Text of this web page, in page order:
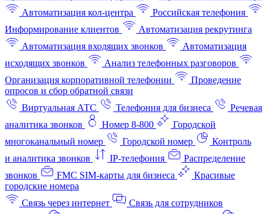
Автоматизация кол-центра
Российская телефония
Информирование клиентов
Автоматизация рекрутинга
Автоматизация входящих звонков
Автоматизация
исходящих звонков
Анализ телефонных разговоров
Организация корпоративной телефонии
Проведение
опросов и сбор обратной связи
Виртуальная АТС
Телефония для бизнеса
Речевая
аналитика звонков
Номер 8-800
Городской
многоканальный номер
Городской номер
Контроль
и аналитика звонков
IP-телефония
Распределение
звонков
FMC SIM-карты для бизнеса
Красивые
городские номера
Связь через интернет
Связь для сотрудников